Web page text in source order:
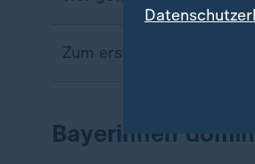
Zum ersten Mal im Finale
Bayerinnen